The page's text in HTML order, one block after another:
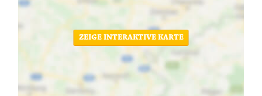
ZEIGE INTERAKTIVE KARTE